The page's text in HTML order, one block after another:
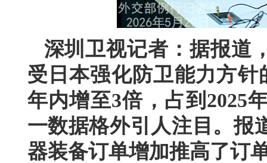
深圳卫视记者：据报道
受日本强化防卫能力方
年内增至3倍，占到2025
一数据格外引人注目。报
器装备订单增加推高了订